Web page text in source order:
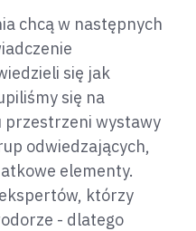
chcą w następnych
się jak
się na
przestrzeni wystawy
odwiedzających,
elementy.
którzy
- dlatego